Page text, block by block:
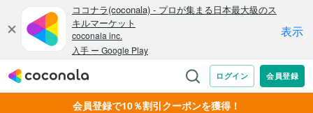
会員登録で10％割引クーポンを獲得！